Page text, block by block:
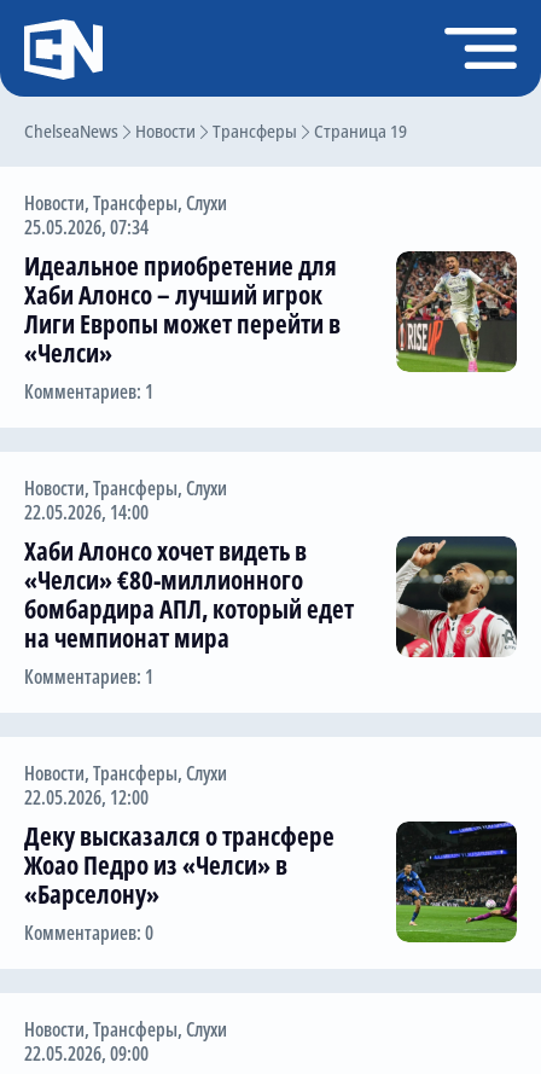
ChelseaNews Новости Трансферы Страница 19
Новости,Трансферы,Слухи
25.05.2026, 07:34
Идеальное приобретение для
Хаби Алонсо – лучший игрок
Лиги Европы может перейти в
«Челси»
Комментариев: 1
Новости,Трансферы,Слухи
22.05.2026, 14:00
Хаби Алонсо хочет видеть в
«Челси» €80-миллионного
бомбардира АПЛ, который едет
на чемпионат мира
Комментариев: 1
Новости,Трансферы,Слухи
22.05.2026, 12:00
Деку высказался о трансфере
Жоао Педро из «Челси» в
«Барселону»
Комментариев: 0
Новости,Трансферы,Слухи
22.05.2026, 09:00
Регистрация
Главная
Чат
Трансферы
Слухи
История Челси
Статистика
Календарь игр
Состав команды
Поиск по сайту
Трансляции
О сайте
Контакты